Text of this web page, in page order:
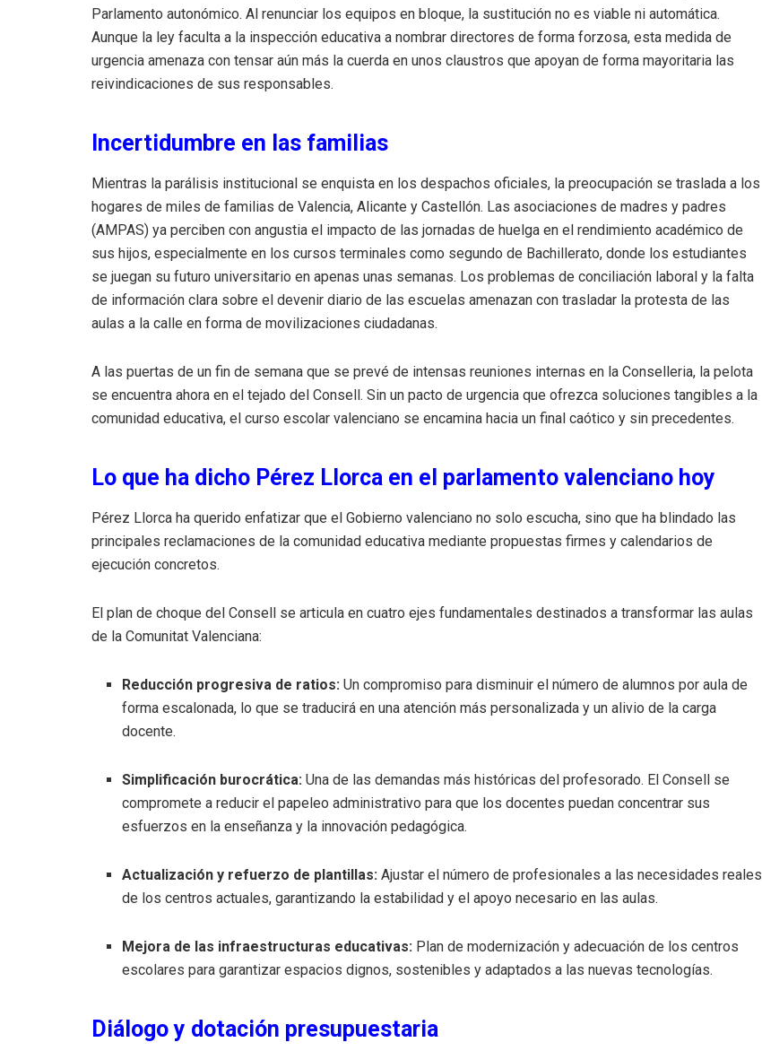
Parlamento autonómico. Al renunciar los equipos en bloque, la sustitución no es viable ni automática.
Aunque la ley faculta a la inspección educativa a nombrar directores de forma forzosa, esta medida de
urgencia amenaza con tensar aún más la cuerda en unos claustros que apoyan de forma mayoritaria las
reivindicaciones de sus responsables.
Incertidumbre en las familias
Mientras la parálisis institucional se enquista en los despachos oficiales, la preocupación se traslada a los
hogares de miles de familias de Valencia, Alicante y Castellón. Las asociaciones de madres y padres
(AMPAS) ya perciben con angustia el impacto de las jornadas de huelga en el rendimiento académico de
sus hijos, especialmente en los cursos terminales como segundo de Bachillerato, donde los estudiantes
se juegan su futuro universitario en apenas unas semanas. Los problemas de conciliación laboral y la falta
de información clara sobre el devenir diario de las escuelas amenazan con trasladar la protesta de las
aulas a la calle en forma de movilizaciones ciudadanas.
A las puertas de un fin de semana que se prevé de intensas reuniones internas en la Conselleria, la pelota
se encuentra ahora en el tejado del Consell. Sin un pacto de urgencia que ofrezca soluciones tangibles a la
comunidad educativa, el curso escolar valenciano se encamina hacia un final caótico y sin precedentes.
Lo que ha dicho Pérez Llorca en el parlamento valenciano hoy
Pérez Llorca ha querido enfatizar que el Gobierno valenciano no solo escucha, sino que ha blindado las
principales reclamaciones de la comunidad educativa mediante propuestas firmes y calendarios de
ejecución concretos.
El plan de choque del Consell se articula en cuatro ejes fundamentales destinados a transformar las aulas
de la Comunitat Valenciana:
Reducción progresiva de ratios: Un compromiso para disminuir el número de alumnos por aula de
forma escalonada, lo que se traducirá en una atención más personalizada y un alivio de la carga
docente.
Simplificación burocrática: Una de las demandas más históricas del profesorado. El Consell se
compromete a reducir el papeleo administrativo para que los docentes puedan concentrar sus
esfuerzos en la enseñanza y la innovación pedagógica.
Actualización y refuerzo de plantillas: Ajustar el número de profesionales a las necesidades reales
de los centros actuales, garantizando la estabilidad y el apoyo necesario en las aulas.
Mejora de las infraestructuras educativas: Plan de modernización y adecuación de los centros
escolares para garantizar espacios dignos, sostenibles y adaptados a las nuevas tecnologías.
Diálogo y dotación presupuestaria